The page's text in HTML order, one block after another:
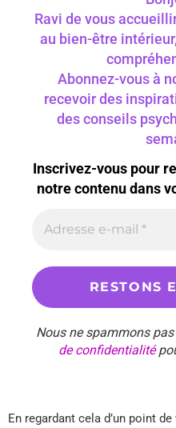
Ravi de vous
au bien-être
Abonnez-vous à
recevoir des
des conseils
Inscrivez-vous pour
notre contenu dans
Nous ne spammons
de confidentialité
En regardant cela d’un point